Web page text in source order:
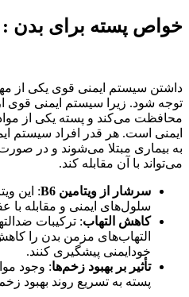
خواص پسته برای بدن
داشتن سیستم ایمنی قوی یکی از
توجه شود. زیرا سیستم ایمنی قوی
محافظت می‌کند و پسته یکی از
ایمنی است. هر قدر افراد سیستم
به بیماری مبتلا می‌شوند و در صورت
می‌تواند با آن مقابله کند.
سرشار از ویتامین
: این
سلول‌های ایمنی و مقابله با
کاهش التهاب: ترکیبات
التهاب‌های مزمن بدن را
خودایمنی پیشگیری کنند.
تأثیر بر بهبود زخم‌ها: وجود
پسته به تسریع روند بهبود